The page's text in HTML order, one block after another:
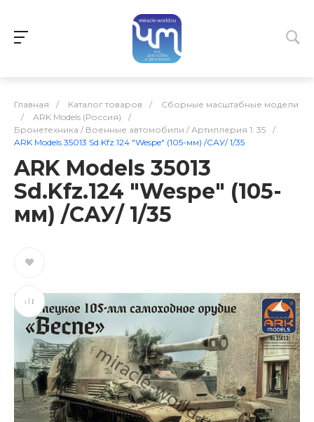
Главная / Каталог товаров /
Сборные масштабные модели
/
ARK Models (Россия)
/
Бронетехника / Военные автомобили / Артиллерия 1: 35
/
ARK Models 35013 Sd.Kfz.124 "Wespe" (105-мм) /САУ/ 1/35
ARK Models 35013
Sd.Kfz.124 "Wespe" (105-
мм) /САУ/ 1/35